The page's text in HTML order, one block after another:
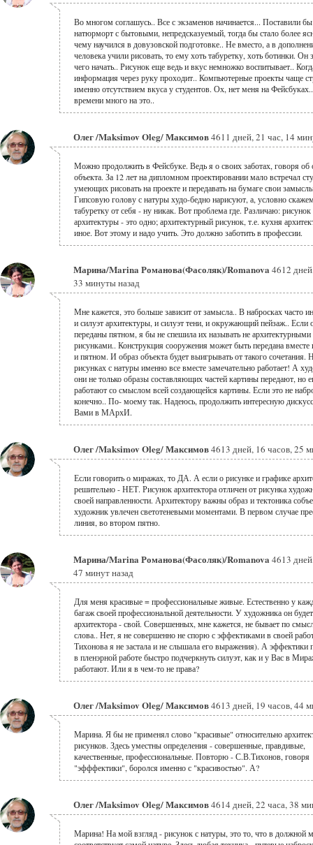
Во многом соглашусь.. Все с экзаменов начинается... Поставили бы
натюрморт с бытовыми, непредсказуемый, тогда бы стало более
чему научился в довузовской подготовке.. Не вместо, а в
человека учили рисовать, то ему хоть табуретку, хоть ботинки. Он
чего начать.. Рисунок еще ведь и вкус немножко воспитывает..
информация через руку проходит.. Компьютерные проекты чаще
именно отсутствием вкуса у студентов. Ох, нет меня на
времени много на это..
Олег /Maksimov Oleg/ Максимов4611 дней, 21 час, 14
Можно продолжить в Фейсбуке. Ведь я о своих заботах, говоря об
объекта. За 12 лет на дипломном проектировании мало встречал
умеющих рисовать на проекте и передавать на бумаге свои
Гипсовую голову с натуры худо-бедно нарисуют, а, условно
табуретку от себя - ну никак. Вот проблема где. Различаю: рисунок
архитектуры - это одно; архитектурный рисунок, т.е. кухня
иное. Вот этому и надо учить. Это должно заботить в профессии.
Марина/Marina Романова(Фасоляк)/Romanova 4612
33 минуты назад
Мне кажется, это больше зависит от замысла.. В набросках часто
и силуэт архитектуры, и силуэт тени, и окружающий пейзаж.. Если
переданы пятном, я бы не спешила их называть не архитектурными
рисунками.. Конструкция сооружения может быть передана вместе
и пятном. И образ объекта будет выигрывать от такого
рисунках с натуры именно все вместе замечательно работает! А
они не только образы составляющих частей картины передают, но
работают со смыслом всей создающейся картины. Если это не
конечно.. По- моему так. Надеюсь, продолжить интересную
Вами в МАрхИ.
Олег /Maksimov Oleg/ Максимов4613 дней, 16 часов, 25
Если говорить о миражах, то ДА. А если о рисунке и графике
решительно - НЕТ. Рисунок архитектора отличен от рисунка
своей направленности. Архитектору важны образ и тектоника
художник увлечен светотеневыми моментами. В первом случае
линия, во втором пятно.
Марина/Marina Романова(Фасоляк)/Romanova 4613
47 минут назад
Для меня красивые = профессиональные живые. Естественно у
багаж своей профессиональной деятельности. У художника он
архитектора - свой. Совершенных, мне кажется, не бывает по
слова.. Нет, я не совершенно не спорю с эффектиками в своей
Тихонова я не застала и не слышала его выражения). А эффектики
в пленэрной работе быстро подчеркнуть силуэт, как и у Вас в
работают. Или я в чем-то не права?
Олег /Maksimov Oleg/ Максимов4613 дней, 19 часов, 44
Марина. Я бы не применял слово "красивые" относительно
рисунков. Здесь уместны определения - совершенные, правдивые,
качественные, профессиональные. Повторю - С.В.Тихонов, говоря
"эфффектики", боролся именно с "красивостью". А?
Олег /Maksimov Oleg/ Максимов4614 дней, 22 часа, 38
Марина! На мой взгляд - рисунок с натуры, это то, что в должной